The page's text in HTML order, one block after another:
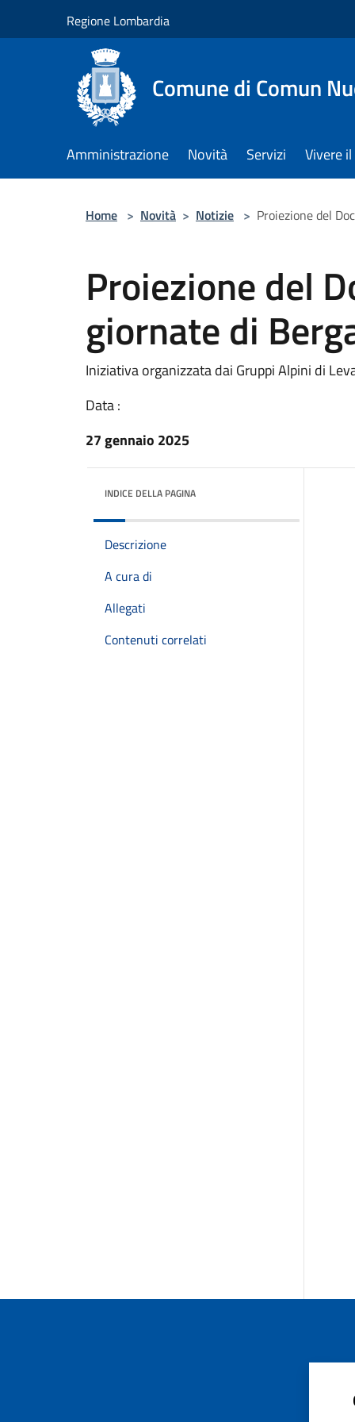
Regione Lombardia
Comune di Comun
Amministrazione Novità Servizi Vivere
Home > Novità > Notizie > Proiezione del
Proiezione del
giornate di
Iniziativa organizzata dai Gruppi Alpini di
Data :
27 gennaio 2025
INDICE DELLA PAGINA
Descrizione
A cura di
Allegati
Contenuti correlati